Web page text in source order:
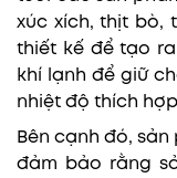
xúc xích, thịt bò,
thiết kế để tạo
khí lạnh để giữ
nhiệt độ thích
Bên cạnh đó,
đảm bảo rằng